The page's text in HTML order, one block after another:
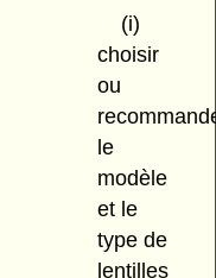
(i)
choisir
ou
le
modèle
et le
type de
lentilles